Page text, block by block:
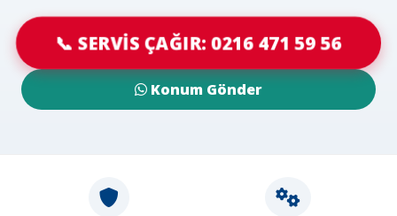
📞 SERVİS ÇAĞIR: 0216 471 59 56
Konum Gönder